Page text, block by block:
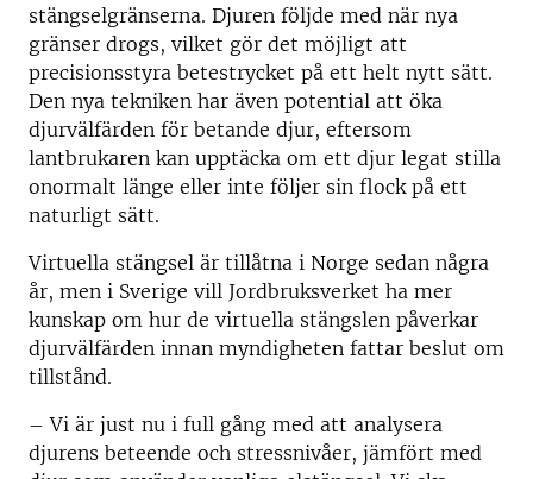
stängselgränserna. Djuren följde med när nya
gränser drogs, vilket gör det möjligt att
precisionsstyra betestrycket på ett helt nytt sätt.
Den nya tekniken har även potential att öka
djurvälfärden för betande djur, eftersom
lantbrukaren kan upptäcka om ett djur legat stilla
onormalt länge eller inte följer sin flock på ett
naturligt sätt.
Virtuella stängsel är tillåtna i Norge sedan några
år, men i Sverige vill Jordbruksverket ha mer
kunskap om hur de virtuella stängslen påverkar
djurvälfärden innan myndigheten fattar beslut om
tillstånd.
– Vi är just nu i full gång med att analysera
djurens beteende och stressnivåer, jämfört med